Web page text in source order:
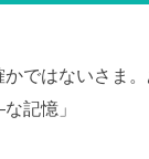
かではないさま
記憶」